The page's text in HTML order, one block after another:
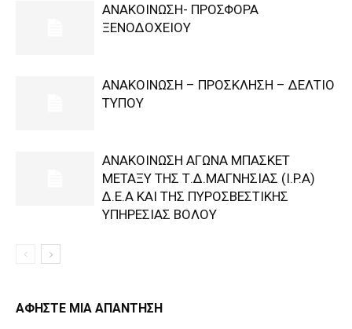
ΑΝΑΚΟΙΝΩΣΗ- ΠΡΟΣΦΟΡΑ
ΞΕΝΟΔΟΧΕΙΟΥ
ΑΝΑΚΟΙΝΩΣΗ – ΠΡΟΣΚΛΗΣΗ – ΔΕΛΤΙΟ
ΤΥΠΟΥ
ΑΝΑΚΟΙΝΩΣΗ ΑΓΩΝΑ ΜΠΑΣΚΕΤ
ΜΕΤΑΞΥ ΤΗΣ Τ.Δ.ΜΑΓΝΗΣΙΑΣ (I.P.A)
Δ.Ε.Α KAI ΤΗΣ ΠΥΡΟΣΒΕΣΤΙΚΗΣ
ΥΠΗΡΕΣΙΑΣ ΒΟΛΟΥ
ΑΦΗΣΤΕ ΜΙΑ ΑΠΑΝΤΗΣΗ